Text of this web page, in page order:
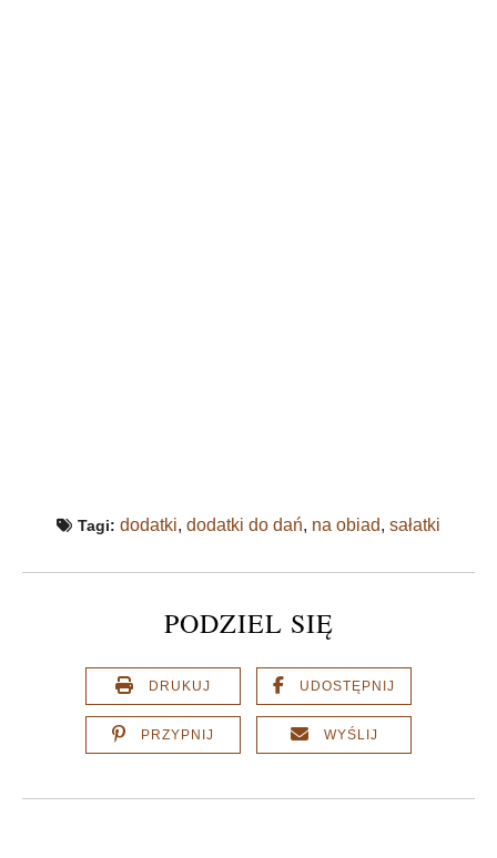
Tagi: dodatki, dodatki do dań, na obiad, sałatki
PODZIEL SIĘ
DRUKUJ UDOSTĘPNIJ
PRZYPNIJ WYŚLIJ